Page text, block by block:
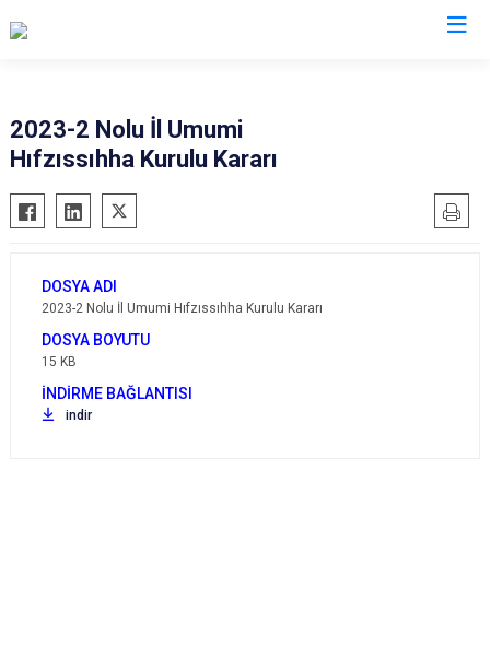
2023-2 Nolu İl Umumi
Hıfzıssıhha Kurulu Kararı
2023-2 Nolu İl Umumi Hıfzıssıhha Kurulu Kararı
15 KB
indir